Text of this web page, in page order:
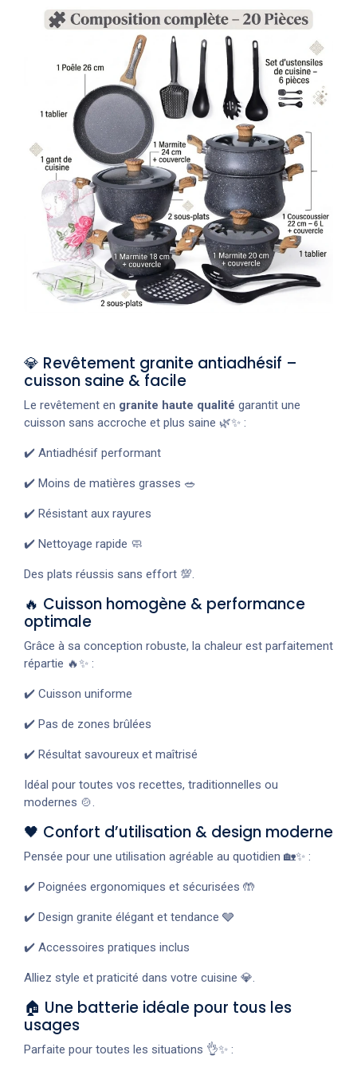
💎 Revêtement granite antiadhésif –
cuisson saine & facile
Le revêtement en granite haute qualité garantit une
cuisson sans accroche et plus saine 🌿✨ :
✔️ Antiadhésif performant
✔️ Moins de matières grasses 🥗
✔️ Résistant aux rayures
✔️ Nettoyage rapide 🧼
Des plats réussis sans effort 💯.
🔥 Cuisson homogène & performance
optimale
Grâce à sa conception robuste, la chaleur est parfaitement
répartie 🔥✨ :
✔️ Cuisson uniforme
✔️ Pas de zones brûlées
✔️ Résultat savoureux et maîtrisé
Idéal pour toutes vos recettes, traditionnelles ou
modernes 🍲.
🖤 Confort d’utilisation & design moderne
Pensée pour une utilisation agréable au quotidien 🏡✨ :
✔️ Poignées ergonomiques et sécurisées 🤲
✔️ Design granite élégant et tendance 🩶
✔️ Accessoires pratiques inclus
Alliez style et praticité dans votre cuisine 💎.
🏠 Une batterie idéale pour tous les
usages
Parfaite pour toutes les situations 👌✨ :